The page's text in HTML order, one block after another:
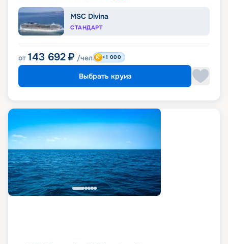
MSC Divina
СТАНДАРТ
от 143 692 ₽ /чел +1 000
Выбрать круиз